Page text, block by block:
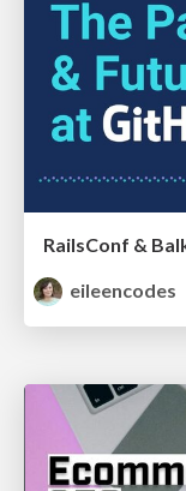
eileencodes